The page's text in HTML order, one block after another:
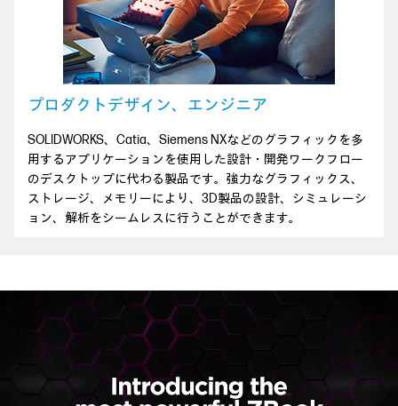
プロダクトデザイン、エンジニア
SOLIDWORKS、Catia、Siemens NXなどのグラフィックを多
用するアプリケーションを使用した設計・開発ワークフロー
のデスクトップに代わる製品です。強力なグラフィックス、
ストレージ、メモリーにより、3D製品の設計、シミュレーシ
ョン、解析をシームレスに行うことができます。